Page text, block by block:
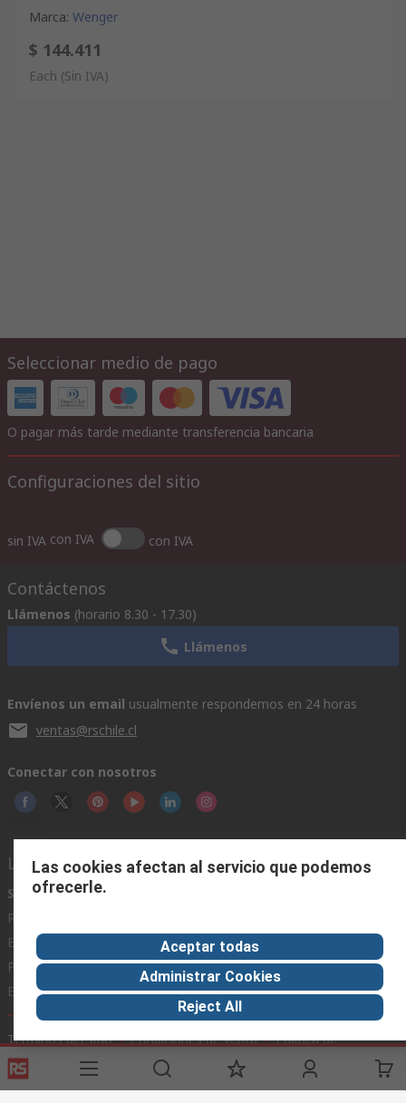
Marca: Wenger
$ 144.411
Each (Sin IVA)
Seleccionar medio de pago
O pagar más tarde mediante transferencia bancaria
Configuraciones del sitio
sin IVA con IVA con IVA
Contáctenos
Llámenos (horario 8.30 - 17.30)
Llámenos
Envíenos un email usualmente respondemos en 24 horas
ventas@rschile.cl
Conectar con nosotros
Links de ayuda
Servicios
Registrarse
Entrega
Pago
Exportar
En el mundo
Grupo corporativo
ESG
Fabricación
Términos del sitio Condiciones de venta
Política de
privacidad
Cookie Policy
Las cookies afectan al servicio que podemos
ofrecerle.
Aceptar todas
Administrar Cookies
Reject All